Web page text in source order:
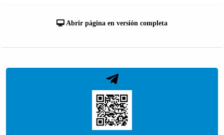
Abrir página en versión completa